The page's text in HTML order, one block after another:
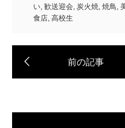
い, 歓送迎会, 炭火焼, 焼鳥,
食店, 高校生